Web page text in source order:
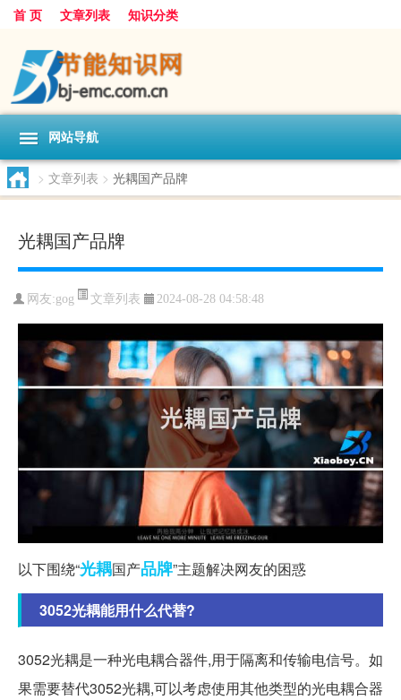
首 页 文章列表 知识分类
网站导航
> 文章列表 > 光耦国产品牌
光耦国产品牌
网友:gog 文章列表 2024-08-28 04:58:48
以下围绕“光耦国产品牌”主题解决网友的困惑
3052光耦能用什么代替?
3052光耦是一种光电耦合器件,用于隔离和传输电信号。如
果需要替代3052光耦,可以考虑使用其他类型的光电耦合器